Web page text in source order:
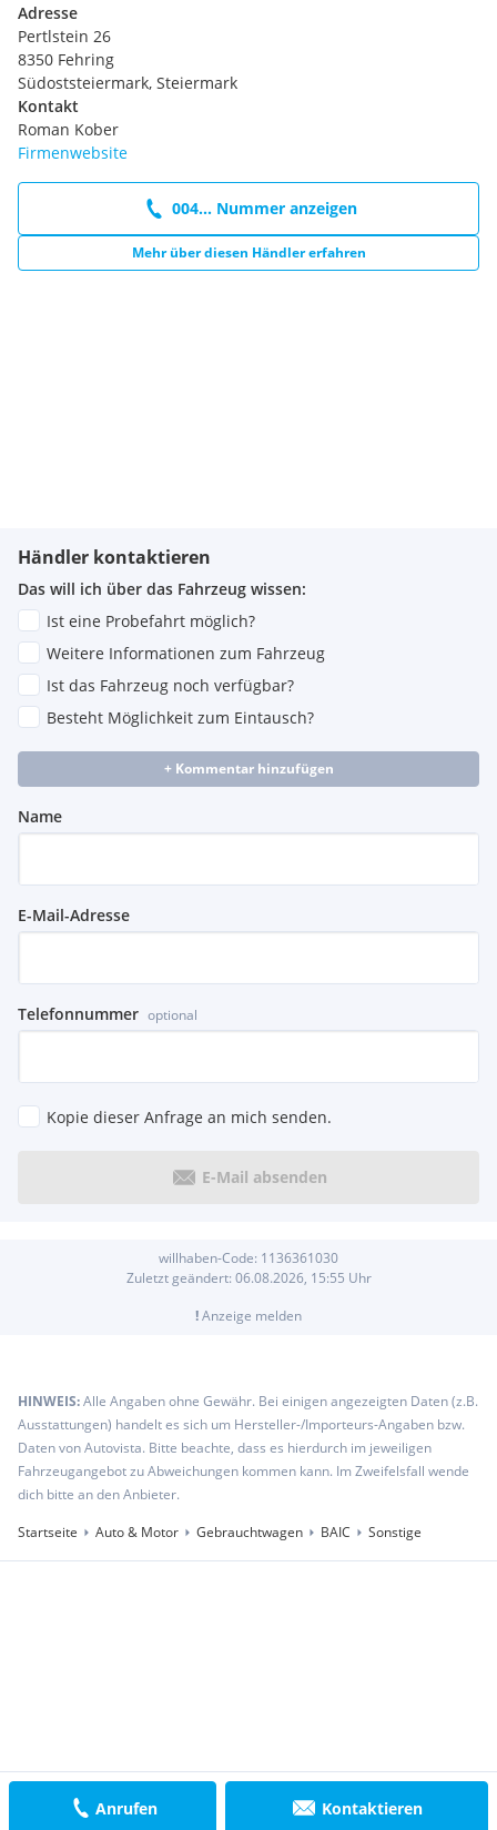
Anrufen Kontaktieren
Adresse
Pertlstein 26
8350 Fehring
Südoststeiermark, Steiermark
Kontakt
Roman Kober
Firmenwebsite
004... Nummer anzeigen
Mehr über diesen Händler erfahren
Händler kontaktieren
Das will ich über das Fahrzeug wissen:
Ist eine Probefahrt möglich?
Weitere Informationen zum Fahrzeug
Ist das Fahrzeug noch verfügbar?
Besteht Möglichkeit zum Eintausch?
+ Kommentar hinzufügen
Name
E-Mail-Adresse
Telefonnummer optional
Kopie dieser Anfrage an mich senden.
E-Mail absenden
willhaben-Code: 1136361030
Zuletzt geändert: 06.08.2026, 15:55 Uhr
!Anzeige melden
HINWEIS:Alle Angaben ohne Gewähr. Bei einigen angezeigten Daten (z.B.
Ausstattungen) handelt es sich um Hersteller-/Importeurs-Angaben bzw.
Daten von Autovista. Bitte beachte, dass es hierdurch im jeweiligen
Fahrzeugangebot zu Abweichungen kommen kann. Im Zweifelsfall wende
dich bitte an den Anbieter.
Startseite
Auto & Motor Gebrauchtwagen BAIC Sonstige